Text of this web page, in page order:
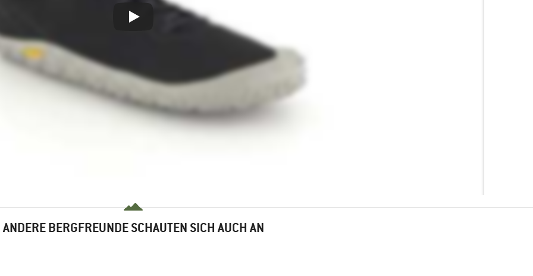
ANDERE BERGFREUNDE SCHAUTEN SICH AUCH AN